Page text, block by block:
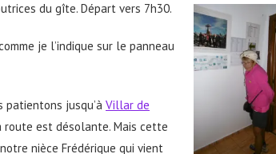
du gîte. Départ vers 7h30.
je l’indique sur le panneau
patientons jusqu’à Villar de
route est désolante. Mais cette
nièce Frédérique qui vient